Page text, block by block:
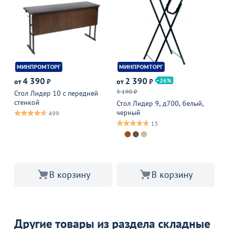
МИНПРОМТОРГ
от4 390 ₽
Стол Лидер 10 с передней
стенкой
499
В корзину
МИНПРОМТОРГ
от 2 390 ₽
26
3 190 ₽
Стол Лидер 9, д700, белый,
черный
13
В корзину
Другие товары из раздела складные